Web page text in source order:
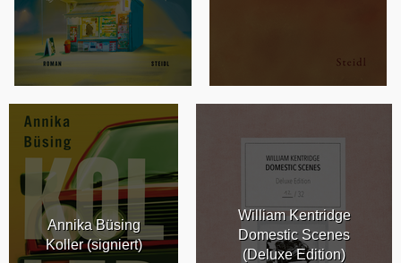
Annika Büsing
Koller (signiert)
William Kentridge
Domestic Scenes
(Deluxe Edition)